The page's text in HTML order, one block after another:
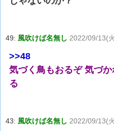
49: 風吹けば名無し 2022/09/13(
>>48
気づく鳥もおるぞ 気づ
る
43: 風吹けば名無し 2022/09/13(